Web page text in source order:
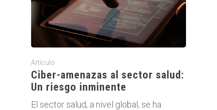
Artículo
Ciber-amenazas al sector salud:
Un riesgo inminente
El sector salud, a nivel global, se ha